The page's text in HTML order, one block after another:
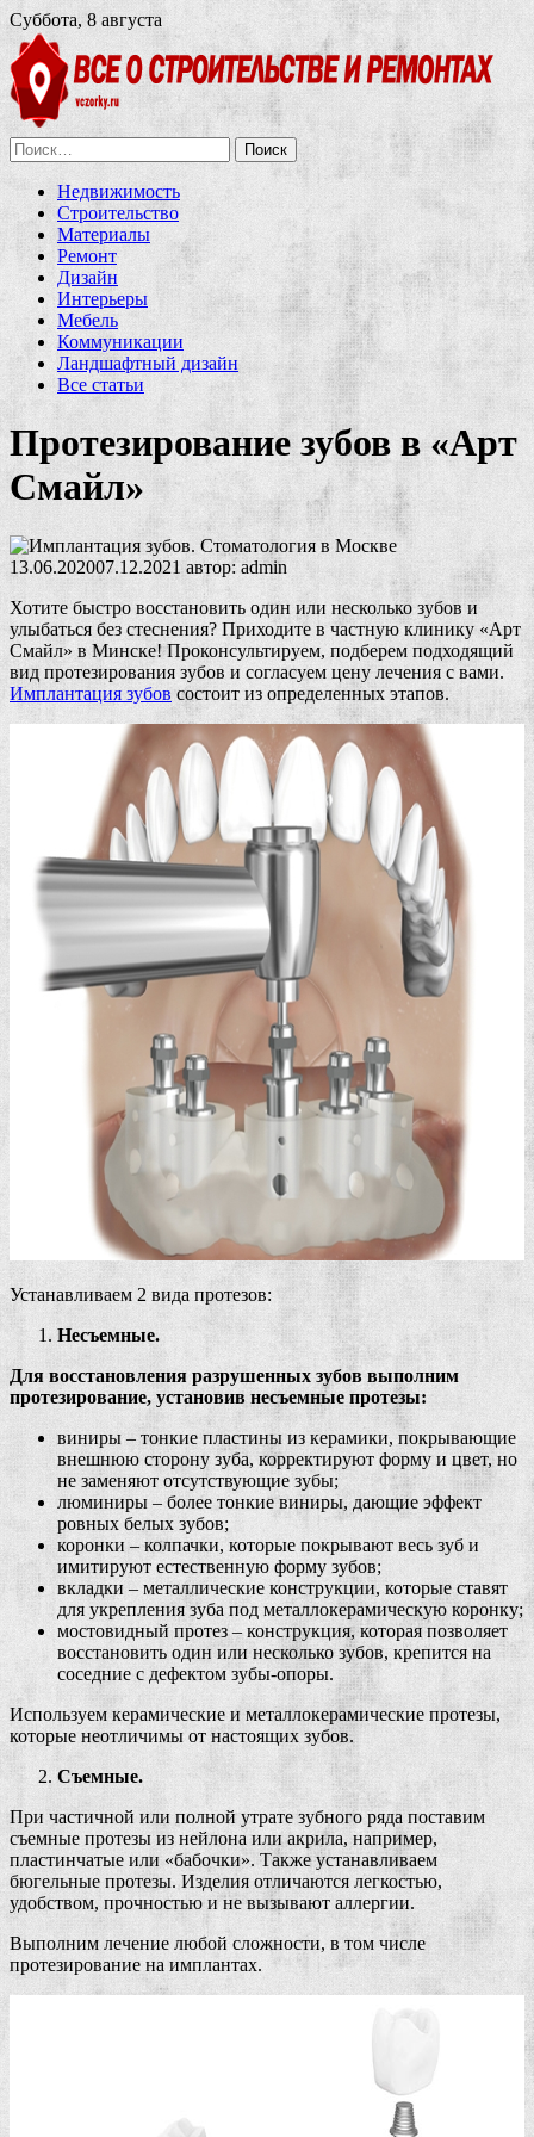
Суббота, 8 августа
Найти:
Недвижимость
Строительство
Материалы
Ремонт
Дизайн
Интерьеры
Мебель
Коммуникации
Ландшафтный дизайн
Все статьи
Протезирование зубов в «Арт
Смайл»
13.06.202007.12.2021автор: admin
Хотите быстро восстановить один или несколько зубов и
улыбаться без стеснения? Приходите в частную клинику «Арт
Смайл» в Минске! Проконсультируем, подберем подходящий
вид протезирования зубов и согласуем цену лечения с вами.
Имплантация зубов состоит из определенных этапов.
Устанавливаем 2 вида протезов:
Несъемные.
Для восстановления разрушенных зубов выполним
протезирование, установив несъемные протезы:
виниры – тонкие пластины из керамики, покрывающие
внешнюю сторону зуба, корректируют форму и цвет, но
не заменяют отсутствующие зубы;
люминиры – более тонкие виниры, дающие эффект
ровных белых зубов;
коронки – колпачки, которые покрывают весь зуб и
имитируют естественную форму зубов;
вкладки – металлические конструкции, которые ставят
для укрепления зуба под металлокерамическую коронку;
мостовидный протез – конструкция, которая позволяет
восстановить один или несколько зубов, крепится на
соседние с дефектом зубы-опоры.
Используем керамические и металлокерамические протезы,
которые неотличимы от настоящих зубов.
Съемные.
При частичной или полной утрате зубного ряда поставим
съемные протезы из нейлона или акрила, например,
пластинчатые или «бабочки». Также устанавливаем
бюгельные протезы. Изделия отличаются легкостью,
удобством, прочностью и не вызывают аллергии.
Выполним лечение любой сложности, в том числе
протезирование на имплантах.